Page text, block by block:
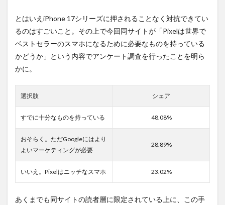
とはいえiPhone 17シリーズに押されることなく対抗できてい
るのはすごいこと。その上で今回同サイトが「Pixelは世界で
ベストセラーのスマホになるために必要なものを持っている
かどうか」という内容でアンケート調査を行ったことを明ら
かに。
選択肢 シェア
すでに十分なものを持っている 48.08%
おそらく。ただGoogleにはより
よいマーケティングが必要
28.89%
いいえ。Pixelはニッチなスマホ 23.02%
あくまでも同サイトの読者層に限定されている上に、この手